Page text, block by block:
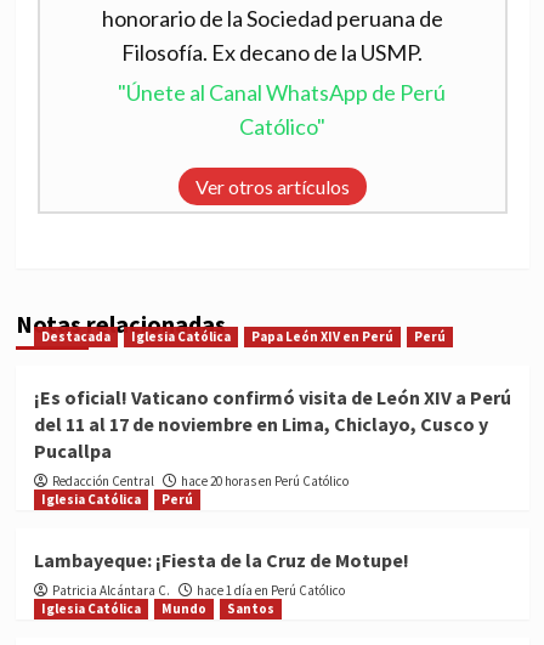
honorario de la Sociedad peruana de
Filosofía. Ex decano de la USMP.
"Únete al Canal WhatsApp de Perú
Católico"
Ver otros artículos
Notas relacionadas
Destacada Iglesia Católica Papa León XIV en Perú Perú
¡Es oficial! Vaticano confirmó visita de León XIV a Perú
del 11 al 17 de noviembre en Lima, Chiclayo, Cusco y
Pucallpa
Redacción Central
hace 20 horas en Perú Católico
Iglesia Católica
Perú
Lambayeque: ¡Fiesta de la Cruz de Motupe!
Patricia Alcántara C.
hace 1 día en Perú Católico
Iglesia Católica
Mundo Santos